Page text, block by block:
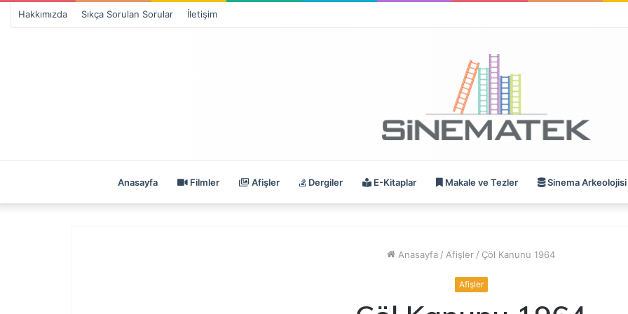
Hakkımızda Sıkça Sorulan Sorular İletişim
Anasayfa Filmler Afişler Dergiler E-Kitaplar Makale ve Tezler Sinema Arkeolojisi
Anasayfa / Afişler / Çöl Kanunu 1964
Afişler